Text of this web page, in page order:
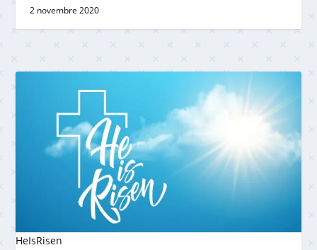
2 novembre 2020
HeIsRisen